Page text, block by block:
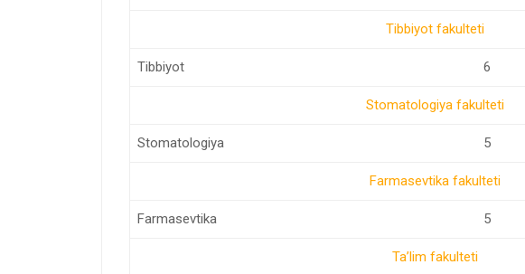
Tibbiyot fakulteti
Tibbiyot 6
Stomatologiya fakulteti
Stomatologiya 5
Farmasevtika fakulteti
Farmasevtika 5
Ta’lim fakulteti